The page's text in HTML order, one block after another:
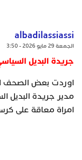
albadilassiassi
الجمعة 29 مايو 2026 - 3:50
جريدة البديل
اوردت بعض الصحف
مدير جريدة البديل
امراة معاقة على كرسي